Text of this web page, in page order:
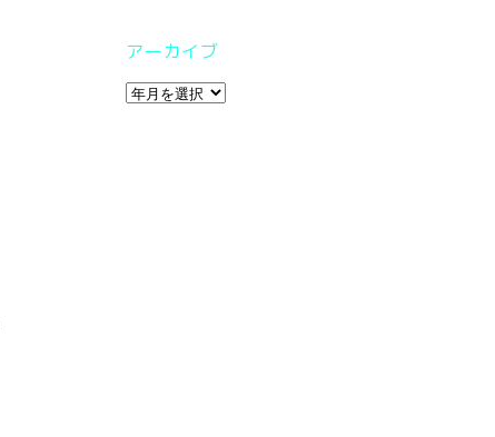
アーカイブ